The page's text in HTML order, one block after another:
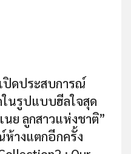
เปิดประสบการณ์
นรูปแบบฮีลใจสุด
ย ลูกสาวแห่งชาติ”
ห้างแตกอีกครั้ง